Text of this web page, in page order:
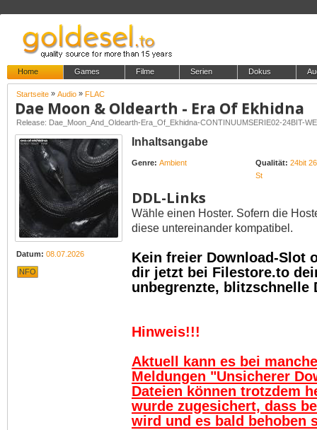
Home Games Filme Serien Dokus
Startseite » Audio » FLAC
Dae Moon & Oldearth - Era Of Ekhidna
Release: Dae_Moon_And_Oldearth-Era_Of_Ekhidna-CONTINUUMSERIE02-24BIT-
Datum: 08.07.2026
NFO
Inhaltsangabe
Genre: Ambient Qualität: 24bit
St
DDL-Links
Wähle einen Hoster. Sofern die
diese untereinander kompatibel.
Kein freier Download-Slot
dir jetzt bei Filestore.to
unbegrenzte, blitzschnelle
Hinweis!!!
Aktuell kann es bei
Meldungen "Unsicherer
Dateien können trotzdem
wurde zugesichert, dass
wird und es bald behoben